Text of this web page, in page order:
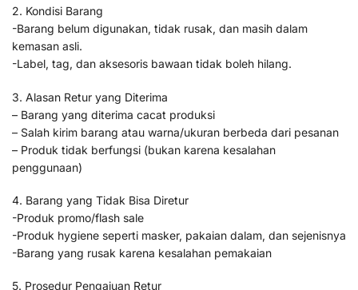
2. Kondisi Barang
-Barang belum digunakan, tidak rusak, dan masih dalam
kemasan asli.
-Label, tag, dan aksesoris bawaan tidak boleh hilang.
3. Alasan Retur yang Diterima
– Barang yang diterima cacat produksi
– Salah kirim barang atau warna/ukuran berbeda dari pesanan
– Produk tidak berfungsi (bukan karena kesalahan
penggunaan)
4. Barang yang Tidak Bisa Diretur
-Produk promo/flash sale
-Produk hygiene seperti masker, pakaian dalam, dan sejenisnya
-Barang yang rusak karena kesalahan pemakaian
5. Prosedur Pengajuan Retur